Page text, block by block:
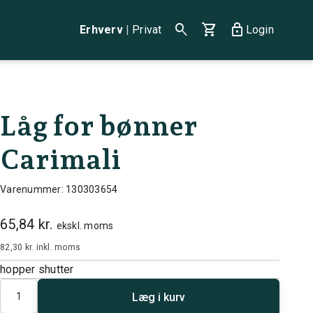
Erhverv | Privat search shopping_cart lock Login
Låg for bønner
Carimali
Varenummer: 130303654
65,84 kr. ekskl. moms
82,30 kr. inkl. moms
hopper shutter
Antal
Læg i kurv